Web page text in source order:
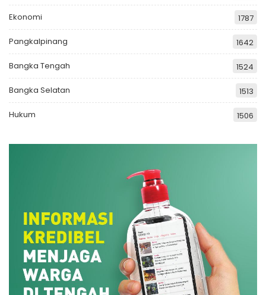
Ekonomi 1787
Pangkalpinang 1642
Bangka Tengah 1524
Bangka Selatan 1513
Hukum 1506